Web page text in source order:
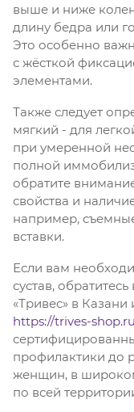
выше и ниже
длину бедра или
Это особенно
с жёсткой
элементами.
Также следует
мягкий - для
при умеренной
полной
обратите
свойства и
например,
вставки.
Если вам
сустав,
«Тривес» в
https://trives-
профилактики до
женщин, в
по всей